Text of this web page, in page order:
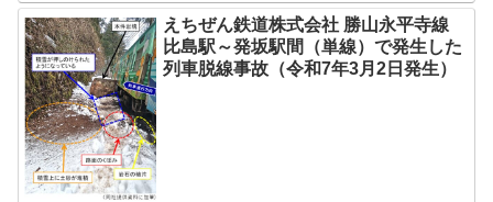
えちぜん鉄道株式会社 勝山永平寺線
比島駅～発坂駅間（単線）で発生した
列車脱線事故（令和7年3月2日発生）